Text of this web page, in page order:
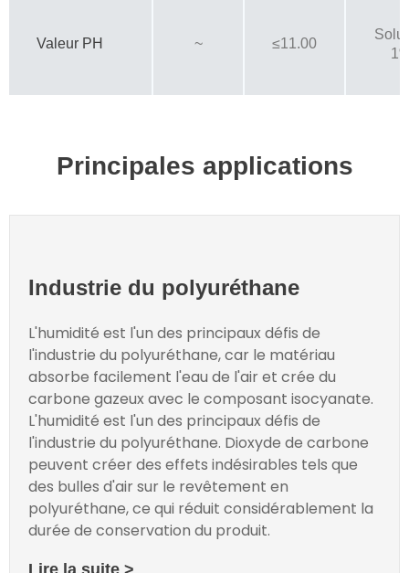
Valeur PH ~ ≤11.00
Principales applications
Industrie du polyuréthane
L'humidité est l'un des principaux défis de
l'industrie du polyuréthane, car le matériau
absorbe facilement l'eau de l'air et crée du
carbone gazeux avec le composant isocyanate.
L'humidité est l'un des principaux défis de
l'industrie du polyuréthane. Dioxyde de carbone
peuvent créer des effets indésirables tels que
des bulles d'air sur le revêtement en
polyuréthane, ce qui réduit considérablement la
durée de conservation du produit.
Lire la suite >